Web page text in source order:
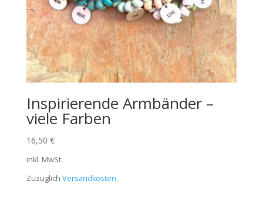
Inspirierende Armbänder –
viele Farben
16,50 €
inkl. MwSt.
Zuzüglich Versandkosten